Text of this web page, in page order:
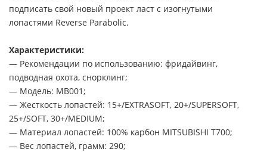
подписать свой новый проект ласт с изогнутыми
лопастями Reverse Parabolic.
Характеристики:
— Рекомендации по использованию: фридайвинг,
подводная охота, снорклинг;
— Модель: MB001;
— Жесткость лопастей: 15+/EXTRASOFT, 20+/SUPERSOFT,
25+/SOFT, 30+/MEDIUM;
— Материал лопастей: 100% карбон MITSUBISHI T700;
— Вес лопастей, грамм: 290;